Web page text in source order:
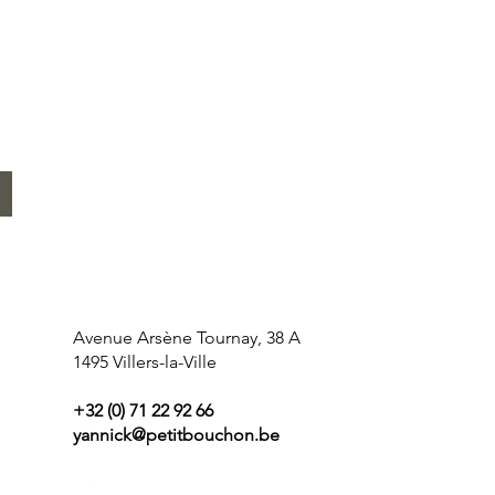
Avenue Arsène Tournay, 38 A
1495 Villers-la-Ville
+32 (0) 71 22 92 66
yannick@petitbouchon.be